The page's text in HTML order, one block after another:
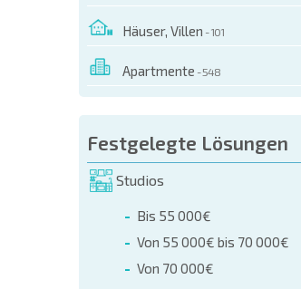
Häuser, Villen - 101
Apartmente - 548
Festgelegte Lösungen
Studios
Bis 55 000€
Von 55 000€ bis 70 000€
Von 70 000€
OBJEKT BESTELLEN
(name, E-mail, phone)
+359 8 9797 99 03